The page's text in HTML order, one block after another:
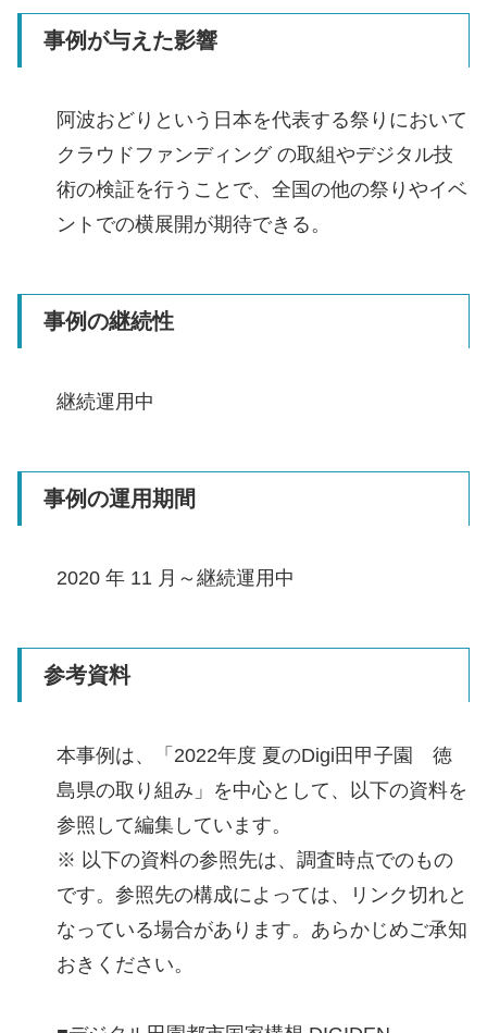
事例が与えた影響
阿波おどりという日本を代表する祭りにおいて
クラウドファンディング の取組やデジタル技
術の検証を行うことで、全国の他の祭りやイベ
ントでの横展開が期待できる。
事例の継続性
継続運用中
事例の運用期間
2020 年 11 月～継続運用中
参考資料
本事例は、「2022年度 夏のDigi田甲子園 徳
島県の取り組み」を中心として、以下の資料を
参照して編集しています。
※ 以下の資料の参照先は、調査時点でのもの
です。参照先の構成によっては、リンク切れと
なっている場合があります。あらかじめご承知
おきください。